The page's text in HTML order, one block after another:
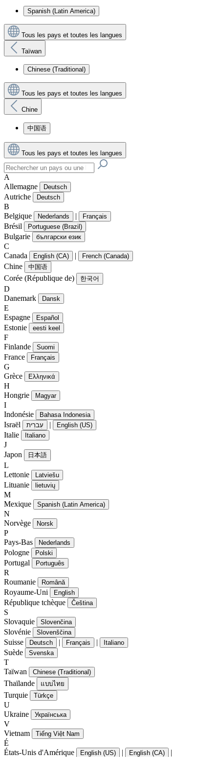
Spanish (Latin America)
Tous les pays et toutes les langues
Taïwan
Chinese (Traditional)
Tous les pays et toutes les langues
Chine
中国语
Tous les pays et toutes les langues
A
Allemagne
Deutsch
Autriche Deutsch
B
Belgique
Nederlands | Français
Brésil Portuguese (Brazil)
Bulgarie български език
C
Canada
English (CA) | French (Canada)
Chine 中国语
Corée (République de) 한국어
D
Danemark
Dansk
E
Espagne
Español
Estonie eesti keel
F
Finlande
Suomi
France Français
G
Grèce
Ελληνικά
H
Hongrie
Magyar
I
Indonésie
Bahasa Indonesia
Israël עִברִית | English (US)
Italie Italiano
J
Japon
日本語
L
Lettonie
Latviešu
Lituanie lietuvių
M
Mexique
Spanish (Latin America)
N
Norvège
Norsk
P
Pays-Bas
Nederlands
Pologne Polski
Portugal Português
R
Roumanie
Română
Royaume-Uni English
République tchèque Čeština
S
Slovaquie
Slovenčina
Slovénie Slovenščina
Suisse Deutsch | Français | Italiano
Suède Svenska
T
Taïwan
Chinese (Traditional)
Thaïlande แบบไทย
Turquie Türkçe
U
Ukraine
Українська
V
Vietnam
Tiếng Việt Nam
É
États-Unis d'Amérique
English (US) | English (CA) |